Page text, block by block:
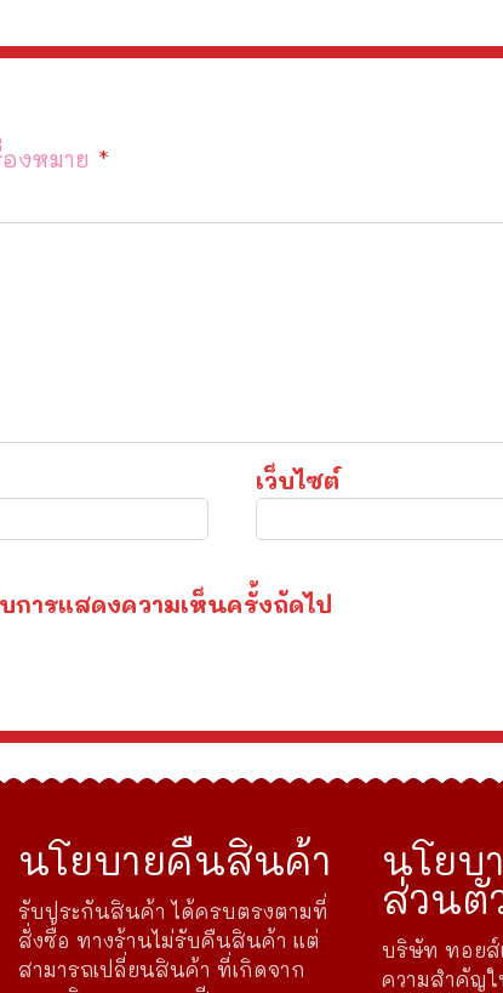
งหมาย *
เว็บไซต์
ารแสดงความเห็นครั้งถัดไป
นโยบายคืนสินค้า
รับประกันสินค้า ได้ครบตรงตามที่
สั่งซื้อ ทางร้านไม่รับคืนสินค้า แต่
สามารถเปลี่ยนสินค้า ที่เกิดจาก
นโยบ
ส่วนตั
บริษัท ทอยส์
ความสำคัญ